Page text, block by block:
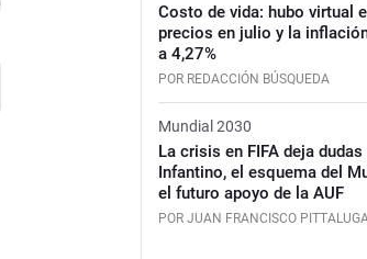
Costo de vida: hubo virtual
precios en julio y la
a 4,27%
POR REDACCIÓN BÚSQUEDA
Mundial 2030
La crisis en FIFA deja
Infantino, el esquema del
el futuro apoyo de la AUF
POR JUAN FRANCISCO PITTALUGA